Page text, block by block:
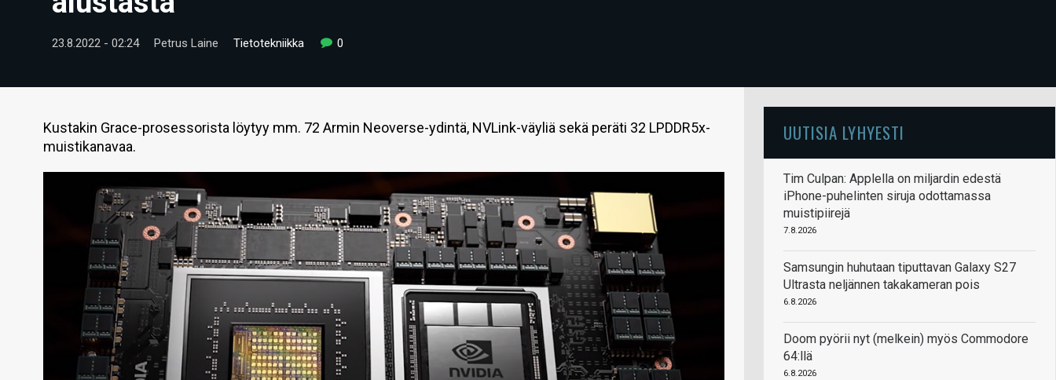
23.8.2022 - 02:24 Petrus Laine Tietotekniikka 0
Kustakin Grace-prosessorista löytyy mm. 72 Armin Neoverse-ydintä, NVLink-väyliä sekä peräti 32 LPDDR5x-
muistikanavaa.
UUTISIA LYHYESTI
Tim Culpan: Applella on miljardin edestä
iPhone-puhelinten siruja odottamassa
muistipiirejä
7.8.2026
Samsungin huhutaan tiputtavan Galaxy S27
Ultrasta neljännen takakameran pois
6.8.2026
Doom pyörii nyt (melkein) myös Commodore
64:llä
6.8.2026